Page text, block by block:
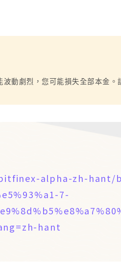
動劇烈，您可能損失全部本金。
alpha-zh-hant/
7-
hant